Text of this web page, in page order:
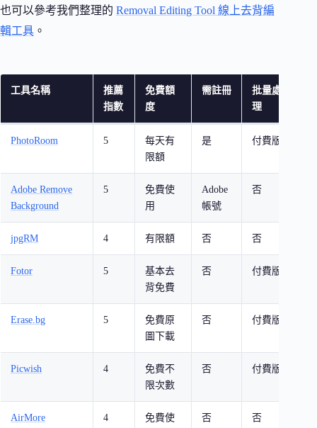
也可以參考我們整理的 Removal Editing Tool 線上去背編
輯工具 。
工具名稱
推薦
指數
免費額
度
需註冊
批量處
理
PhotoRoom 5
每天有
限額
是 付費版
Adobe Remove
Background
5
免費使
用
Adobe
帳號
否
jpgRM 4 有限額 否 否
Fotor 5
基本去
背免費
否 付費版
Erase.bg 5
免費原
圖下載
否 付費版
Picwish 4
免費不
限次數
否 付費版
AirMore 4
免費使
否 否